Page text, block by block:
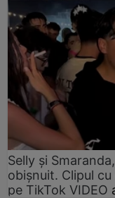
Selly și
obișnuit. Clipul
pe TikTok VIDEO